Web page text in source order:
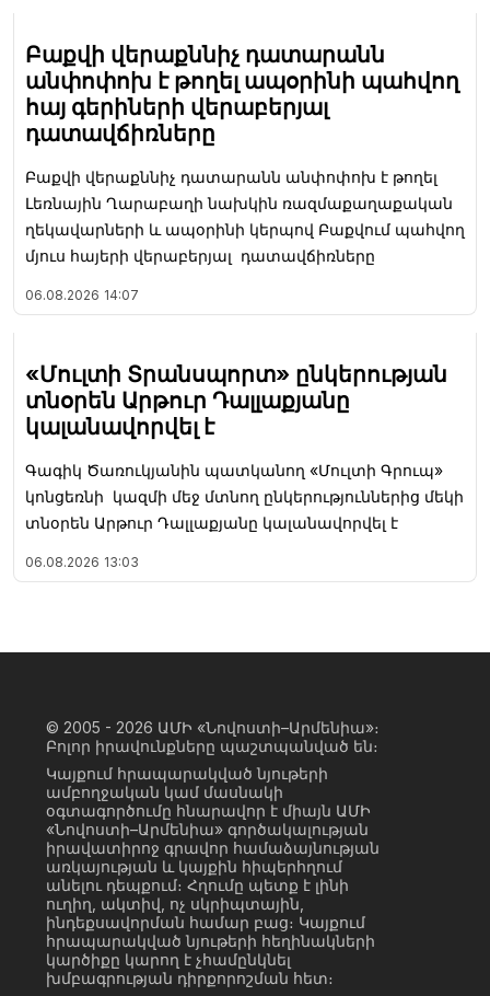
Բաքվի վերաքննիչ դատարանն
անփոփոխ է թողել ապօրինի պահվող
հայ գերիների վերաբերյալ
դատավճիռները
Բաքվի վերաքննիչ դատարանն անփոփոխ է թողել
Լեռնային Ղարաբաղի նախկին ռազմաքաղաքական
ղեկավարների և ապօրինի կերպով Բաքվում պահվող
մյուս հայերի վերաբերյալ դատավճիռները
06.08.2026 14:07
«Մուլտի Տրանսպորտ» ընկերության
տնօրեն Արթուր Դալլաքյանը
կալանավորվել է
Գագիկ Ծառուկյանին պատկանող «Մուլտի Գրուպ»
կոնցեռնի կազմի մեջ մտնող ընկերություններից մեկի
տնօրեն Արթուր Դալլաքյանը կալանավորվել է
06.08.2026 13:03
© 2005 - 2026 ԱՄԻ «Նովոստի–Արմենիա»։
Բոլոր իրավունքները պաշտպանված են։
Կայքում հրապարակված նյութերի
ամբողջական կամ մասնակի
օգտագործումը հնարավոր է միայն ԱՄԻ
«Նովոստի–Արմենիա» գործակալության
իրավատիրոջ գրավոր համաձայնության
առկայության և կայքին հիպերհղում
անելու դեպքում։ Հղումը պետք է լինի
ուղիղ, ակտիվ, ոչ սկրիպտային,
ինդեքսավորման համար բաց։ Կայքում
հրապարակված նյութերի հեղինակների
կարծիքը կարող է չհամընկնել
խմբագրության դիրքորոշման հետ։